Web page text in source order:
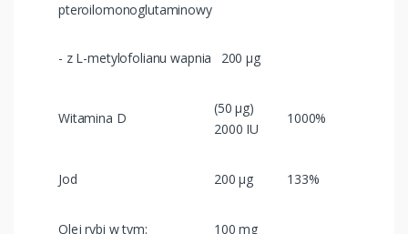
pteroilomonoglutaminowy
- z L-metylofolianu wapnia 200 µg
Witamina D
(50 µg)
2000 IU
1000%
Jod 200 µg 133%
Olej rybi w tym: 100 mg